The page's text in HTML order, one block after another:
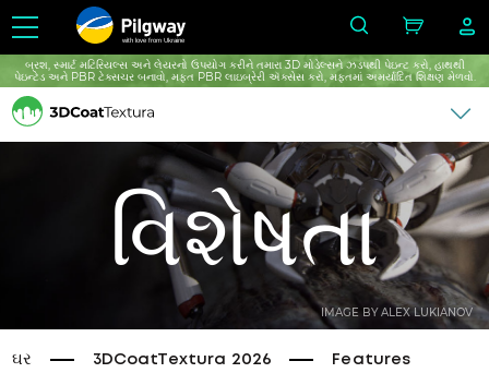
with love from Ukraine
બ્રશ, સ્માર્ટ મટિરિયલ્સ અને લેયરનો ઉપયોગ કરીને તમારા 3D મોડેલ્સને ઝડપથી પેઇન્ટ કરો, હાથથી
પેઇન્ટેડ અને PBR ટેક્સચર બનાવો, મફત PBR લાઇબ્રેરી ઍક્સેસ કરો, મફતમાં અમર્યાદિત શિક્ષણ મેળવો.
IMAGE BY ALEX LUKIANOV
વિશેષતા
ઘર 3DCoatTextura 2026
Features